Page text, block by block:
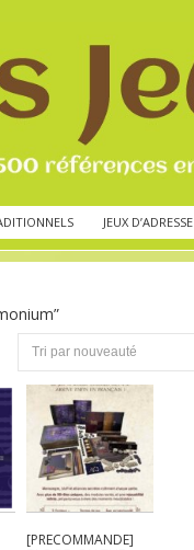
JEUX D’ADRESSE
[PRECOMMANDE]